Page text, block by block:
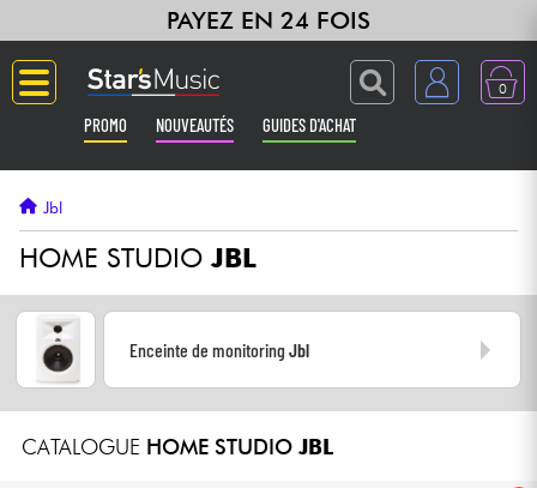
PAYEZ EN 24 FOIS
0
PROMO NOUVEAUTÉS GUIDES D'ACHAT
Guitares & Basses
Amplis & Effets
Synthés & Sampleurs
Jbl
HOME STUDIO JBL
Enceinte de monitoringJbl
CATALOGUE HOME STUDIO JBL